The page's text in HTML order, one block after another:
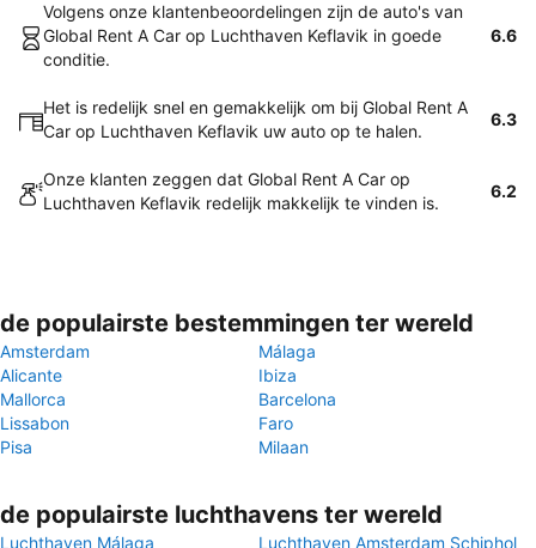
Volgens onze klantenbeoordelingen zijn de auto's van
Global Rent A Car op Luchthaven Keflavik in goede
conditie.
6.6
Het is redelijk snel en gemakkelijk om bij Global Rent A
Car op Luchthaven Keflavik uw auto op te halen.
6.3
Onze klanten zeggen dat Global Rent A Car op
Luchthaven Keflavik redelijk makkelijk te vinden is.
6.2
de populairste bestemmingen ter wereld
Amsterdam
Málaga
Alicante
Ibiza
Mallorca
Barcelona
Lissabon
Faro
Pisa
Milaan
de populairste luchthavens ter wereld
Luchthaven Málaga Luchthaven Amsterdam Schiphol